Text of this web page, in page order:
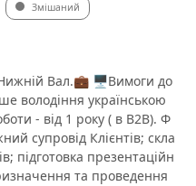
Змішаний
Вал.💼 🖥Вимоги до
володіння українською
- від 1 року ( в В2В). Ф
супровід Клієнтів; скла
підготовка презентаційн
та проведення